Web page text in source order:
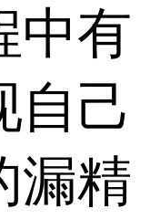
中有
自己
漏精